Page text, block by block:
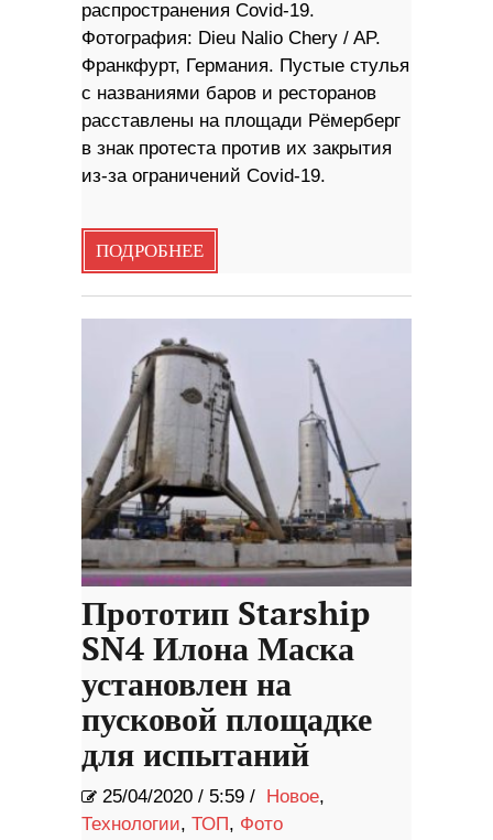
распространения Covid-19.
Фотография: Dieu Nalio Chery / AP.
Франкфурт, Германия. Пустые стулья
с названиями баров и ресторанов
расставлены на площади Рёмерберг
в знак протеста против их закрытия
из-за ограничений Covid-19.
ПОДРОБНЕЕ
Прототип Starship
SN4 Илона Маска
установлен на
пусковой площадке
для испытаний
25/04/2020 / 5:59 / Новое,
Технологии, ТОП, Фото